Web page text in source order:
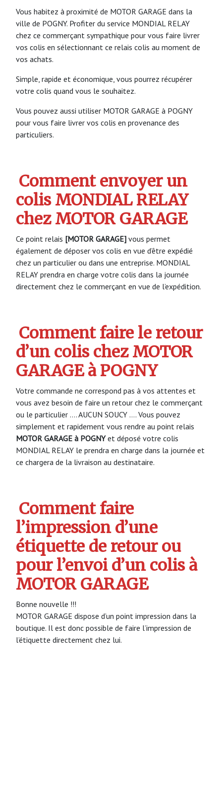
Vous habitez à proximité de MOTOR GARAGE dans la
ville de POGNY. Profiter du service MONDIAL RELAY
chez ce commerçant sympathique pour vous faire livrer
vos colis en sélectionnant ce relais colis au moment de
vos achats.
Simple, rapide et économique, vous pourrez récupérer
votre colis quand vous le souhaitez.
Vous pouvez aussi utiliser MOTOR GARAGE à POGNY
pour vous faire livrer vos colis en provenance des
particuliers.
Comment envoyer un
colis MONDIAL RELAY
chez MOTOR GARAGE
Ce point relais [MOTOR GARAGE] vous permet
également de déposer vos colis en vue d’être expédié
chez un particulier ou dans une entreprise. MONDIAL
RELAY prendra en charge votre colis dans la journée
directement chez le commerçant en vue de l’expédition.
Comment faire le retour
d’un colis chez MOTOR
GARAGE à POGNY
Votre commande ne correspond pas à vos attentes et
vous avez besoin de faire un retour chez le commerçant
ou le particulier …. AUCUN SOUCY …. Vous pouvez
simplement et rapidement vous rendre au point relais
MOTOR GARAGE à POGNYet déposé votre colis
MONDIAL RELAY le prendra en charge dans la journée et
ce chargera de la livraison au destinataire.
Comment faire
l’impression d’une
étiquette de retour ou
pour l’envoi d’un colis à
MOTOR GARAGE
Bonne nouvelle !!!
MOTOR GARAGE dispose d’un point impression dans la
boutique. Il est donc possible de faire l’impression de
l’étiquette directement chez lui.